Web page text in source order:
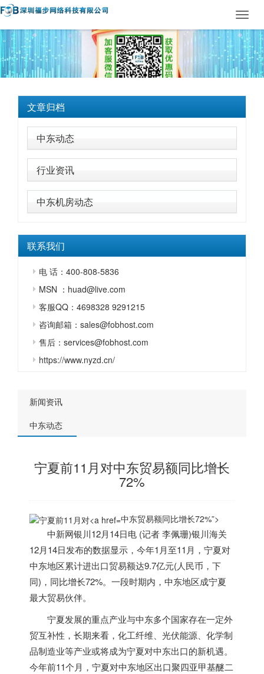
文章归档
中东动态
行业资讯
中东机房动态
联系我们
电 话：400-808-5836
MSN ：huad@live.com
客服QQ：4698328 9291215
咨询邮箱：sales@fobhost.com
售后：services@fobhost.com
https://www.nyzd.cn/
新闻资讯
中东动态
宁夏前11月对中东贸易额同比增长
72%
中东贸易额同比增长72%”>
中新网银川12月14日电 (记者 李佩珊)银川海关
12月14日发布的数据显示，今年1月至11月，宁夏对
中东地区累计进出口贸易额达9.7亿元(人民币，下
同)，同比增长72%。一段时期内， 中东地区成宁夏
最大贸易伙伴。
宁夏发展的重点产业与中东多个国家存在一定外
贸互补性，长期来看，化工纤维、光伏能源、化学制
品制造业等产业或将成为宁夏对中东出口的新机遇。
今年前11个月，宁夏对中东地区出口聚四亚甲基醚二